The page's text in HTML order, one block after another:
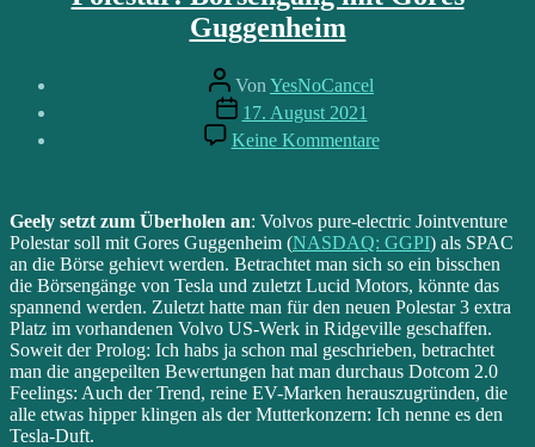
Guggenheim
Beitragsautor
Von YesNoCancel
Beitragsdatum
17. August 2021
Keine Kommentarezu
Polestar:
Gores
Guggenheim
Geely setzt zum Überholen an: Volvos pure-electric Jointventure
Polestar soll mit Gores Guggenheim (NASDAQ: GGPI) als SPAC
an die Börse gehievt werden. Betrachtet man sich so ein bisschen
die Börsengänge von Tesla und zuletzt Lucid Motors, könnte das
spannend werden. Zuletzt hatte man für den neuen Polestar 3 extra
Platz im vorhandenen Volvo US-Werk in Ridgeville geschaffen.
Soweit der Prolog: Ich habs ja schon mal geschrieben, betrachtet
man die angepeilten Bewertungen hat man durchaus Dotcom 2.0
Feelings: Auch der Trend, reine EV-Marken herauszugründen, die
alle etwas hipper klingen als der Mutterkonzern: Ich nenne es den
Tesla-Duft.